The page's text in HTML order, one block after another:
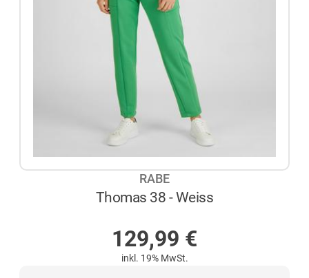
RABE
Thomas 38 - Weiss
129,99 €
inkl. 19% MwSt.